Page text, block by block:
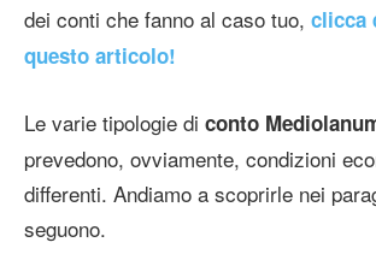
dei conti che fanno al caso tuo, clicca
questo articolo!
Le varie tipologie di conto
prevedono, ovviamente, condizioni
differenti. Andiamo a scoprirle nei
seguono.